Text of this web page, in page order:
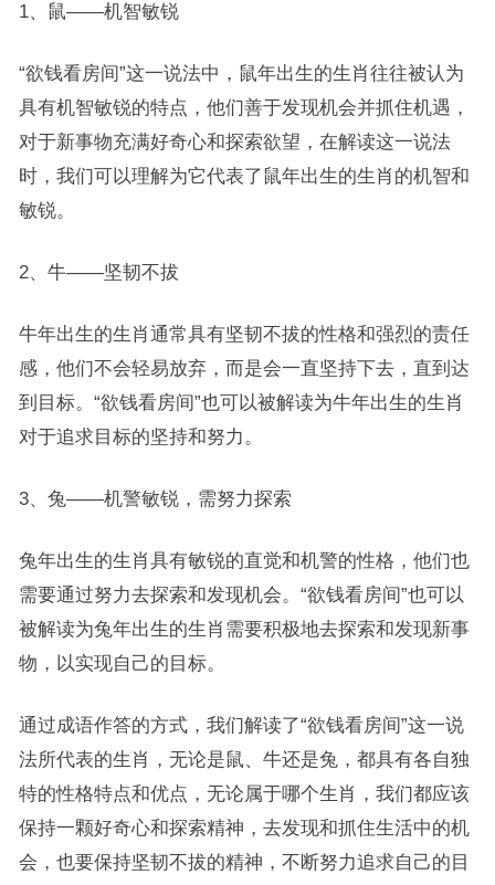
1、鼠——机智敏锐
“欲钱看房间”这一说法中，鼠年出生的生肖往往被认为
具有机智敏锐的特点，他们善于发现机会并抓住机遇，
对于新事物充满好奇心和探索欲望，在解读这一说法
时，我们可以理解为它代表了鼠年出生的生肖的机智和
敏锐。
2、牛——坚韧不拔
牛年出生的生肖通常具有坚韧不拔的性格和强烈的责任
感，他们不会轻易放弃，而是会一直坚持下去，直到达
到目标。“欲钱看房间”也可以被解读为牛年出生的生肖
对于追求目标的坚持和努力。
3、兔——机警敏锐，需努力探索
兔年出生的生肖具有敏锐的直觉和机警的性格，他们也
需要通过努力去探索和发现机会。“欲钱看房间”也可以
被解读为兔年出生的生肖需要积极地去探索和发现新事
物，以实现自己的目标。
通过成语作答的方式，我们解读了“欲钱看房间”这一说
法所代表的生肖，无论是鼠、牛还是兔，都具有各自独
特的性格特点和优点，无论属于哪个生肖，我们都应该
保持一颗好奇心和探索精神，去发现和抓住生活中的机
会，也要保持坚韧不拔的精神，不断努力追求自己的目